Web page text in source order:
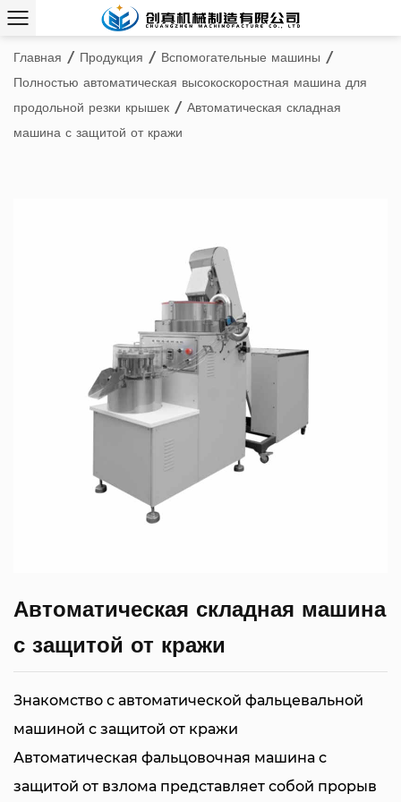
Главная / Продукция / Вспомогательные машины /
Полностью автоматическая высокоскоростная машина для
продольной резки крышек / Автоматическая складная
машина с защитой от кражи
Автоматическая складная машина
с защитой от кражи
Знакомство с автоматической фальцевальной
машиной с защитой от кражи
Автоматическая фальцовочная машина с
защитой от взлома представляет собой прорыв